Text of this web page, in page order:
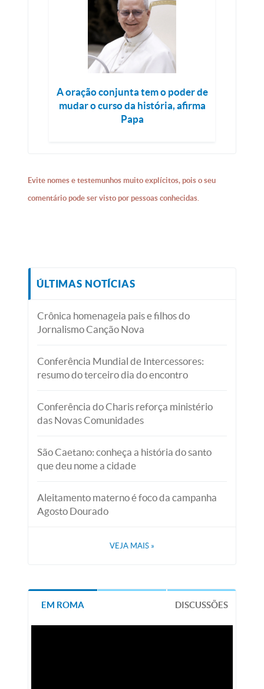
A oração conjunta tem o poder de
mudar o curso da história, afirma
Papa
Evite nomes e testemunhos muito explícitos, pois o seu
comentário pode ser visto por pessoas conhecidas.
ÚLTIMAS NOTÍCIAS
Crônica homenageia pais e filhos do
Jornalismo Canção Nova
Conferência Mundial de Intercessores:
resumo do terceiro dia do encontro
Conferência do Charis reforça ministério
das Novas Comunidades
São Caetano: conheça a história do santo
que deu nome a cidade
Aleitamento materno é foco da campanha
Agosto Dourado
VEJA MAIS »
EM ROMA DISCUSSÕES